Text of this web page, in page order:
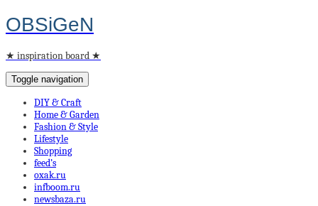
OBSiGeN
★ inspiration board ★
Toggle navigation
DIY & Craft
Home & Garden
Fashion & Style
Lifestyle
Shopping
feed’s
oxak.ru
infboom.ru
newsbaza.ru